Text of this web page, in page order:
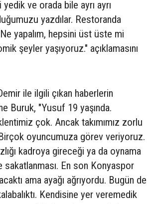
ve orada bile ayrı ayrı
yazdılar. Restoranda
Ne yapalım, hepsini üst üste mi
şeyler yaşıyoruz." açıklamasını
ile ilgili çıkan haberlerin
Buruk, "Yusuf 19 yaşında.
çok. Ancak takımımız zorlu
oyuncumuza görev veriyoruz.
kadroya gireceği ya da oynama
sakatlanması. En son Konyaspor
ama ayağı ağrıyordu. Bugün de
Kendisine yer veremedik